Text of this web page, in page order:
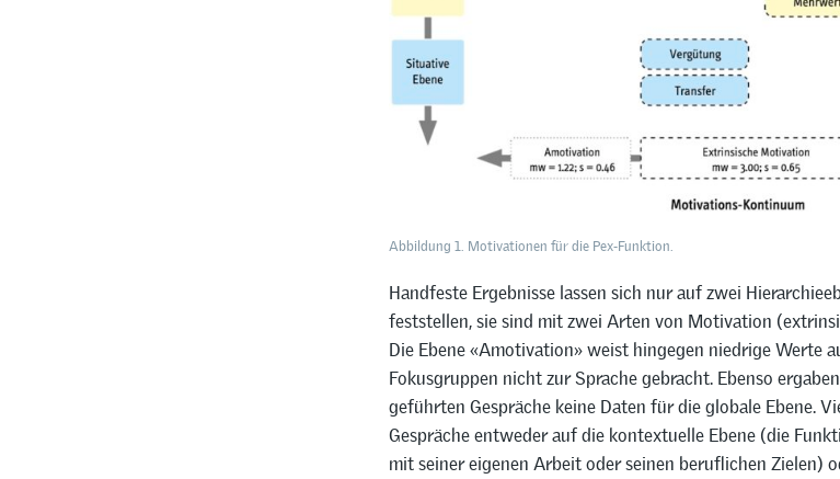
Abbildung 1. Motivationen für die Pex-Funktion.
Handfeste Ergebnisse lassen sich nur auf zwei
feststellen, sie sind mit zwei Arten von Motivation
Die Ebene «Amotivation» weist hingegen niedrige Werte
Fokusgruppen nicht zur Sprache gebracht. Ebenso
geführten Gespräche keine Daten für die globale Ebene.
Gespräche entweder auf die kontextuelle Ebene (die
mit seiner eigenen Arbeit oder seinen beruflichen Zielen)